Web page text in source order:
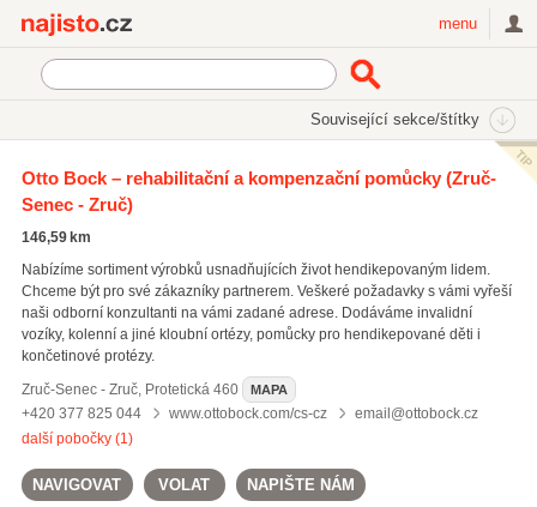
menu
Související sekce/štítky
Zdravotnické zboží
Rehabilitační a kompenzační pomůcky
Otto Bock – rehabilitační a kompenzační pomůcky(Zruč-
Senec - Zruč)
146,59 km
Nabízíme sortiment výrobků usnadňujících život hendikepovaným lidem.
Chceme být pro své zákazníky partnerem. Veškeré požadavky s vámi vyřeší
naši odborní konzultanti na vámi zadané adrese. Dodáváme invalidní
vozíky, kolenní a jiné kloubní ortézy, pomůcky pro hendikepované děti i
končetinové protézy.
Zruč-Senec - Zruč, Protetická 460 MAPA
+420 377 825 044 www.ottobock.com/cs-cz
email@ottobock.cz
další pobočky (1)
NAVIGOVAT VOLAT NAPIŠTE NÁM